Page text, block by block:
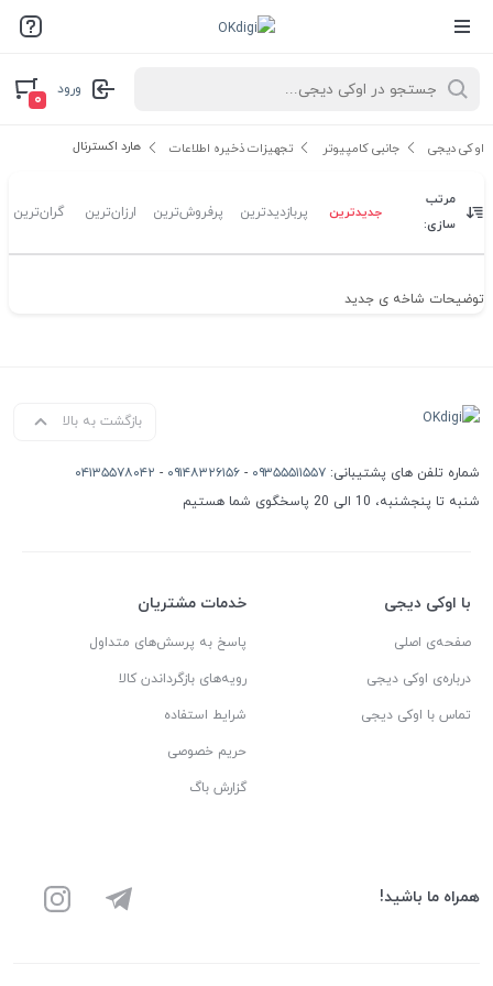
ورود
۰
اوکی دیجی جانبی کامپیوتر تجهیزات ذخیره اطلاعات هارد اکسترنال
مرتب
سازی:
جدیدترین پربازدیدترین پرفروش‌ترین ارزان‌ترین گران‌ترین
توضیحات شاخه ی جدید
بازگشت به بالا
شماره تلفن های پشتیبانی: ۰۹۳۵۵۵۱۱۵۵۷ - ۰۹۱۴۸۳۲۶۱۵۶ - ۰۴۱۳۵۵۷۸۰۴۲
شنبه تا پنجشنبه، 10 الی 20 پاسخگوی شما هستیم
با اوکی دیجی
صفحه‌ی اصلی
درباره‌ی اوکی دیجی
تماس با اوکی دیجی
خدمات مشتریان
پاسخ به پرسش‌های متداول
رویه‌های بازگرداندن کالا
شرایط استفاده
حریم خصوصی
گزارش باگ
همراه ما باشید!